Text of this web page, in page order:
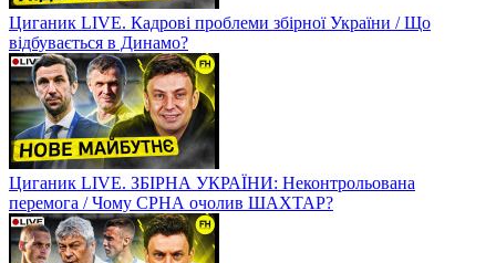
Циганик LIVE. Кадрові проблеми збірної України / Що
відбувається в Динамо?
Циганик LIVE. ЗБІРНА УКРАЇНИ: Неконтрольована
перемога / Чому СРНА очолив ШАХТАР?